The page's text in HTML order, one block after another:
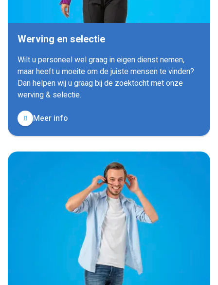
Werving en selectie
Wilt u personeel wel graag in eigen dienst nemen,
maar heeft u moeite om de juiste mensen te vinden?
Dan helpen wij u graag bij de zoektocht met onze
werving & selectie.
Meer info